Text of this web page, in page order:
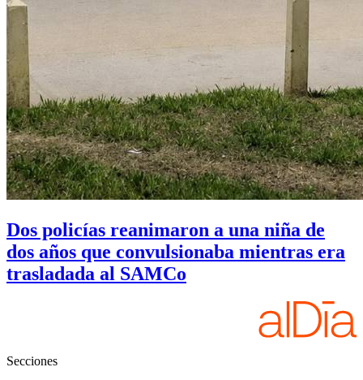
Dos policías reanimaron a una niña de
dos años que convulsionaba mientras era
trasladada al SAMCo
Secciones